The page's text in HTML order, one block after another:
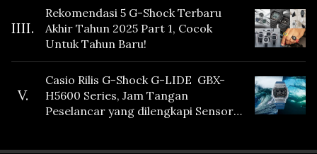
IIII.
Rekomendasi 5 G-Shock Terbaru
Akhir Tahun 2025 Part 1, Cocok
Untuk Tahun Baru!
V.
Casio Rilis G-Shock G-LIDE GBX-
H5600 Series, Jam Tangan
Peselancar yang dilengkapi Sensor